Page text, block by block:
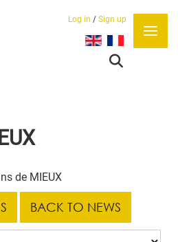
Log in / Sign up
Sélectionnez votre
de MIEUX
BACK TO NEWS